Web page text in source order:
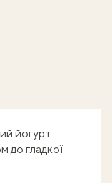
йогурт
до гладкої